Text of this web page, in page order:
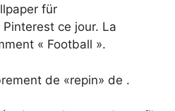
für
ce jour. La
« Football ».
de «repin» de .